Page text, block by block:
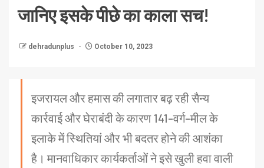
जानिए इसके पीछे का काला सच!
dehradunplus October 10, 2023
इजरायल और हमास की लगातार बढ़ रही सैन्य
कार्रवाई और घेराबंदी के कारण 141-वर्ग-मील के
इलाके में स्थितियां और भी बदतर होने की आशंका
है। मानवाधिकार कार्यकर्ताओं ने इसे खुली हवा वाली